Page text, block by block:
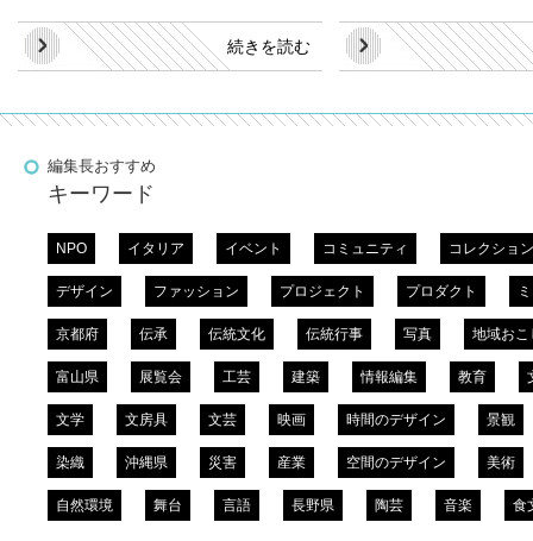
続きを読む
編集長おすすめ
キーワード
NPO イタリア イベント コミュニティ コレクション
デザイン ファッション プロジェクト プロダクト
京都府 伝承 伝統文化 伝統行事 写真 地域おこ
富山県 展覧会 工芸 建築 情報編集 教育
文学 文房具 文芸 映画 時間のデザイン 景観
染織 沖縄県 災害 産業 空間のデザイン 美術
自然環境 舞台 言語 長野県 陶芸 音楽 食